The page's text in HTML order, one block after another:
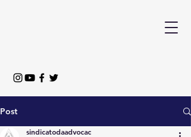
Post
sindicatodaadvocac